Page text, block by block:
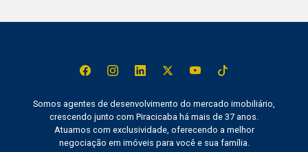
Somos agentes de desenvolvimento do mercado imobiliário,
crescendo junto com Piracicaba há mais de 37 anos.
Atuamos com exclusividade, oferecendo a melhor
negociação em imóveis para você e sua família.